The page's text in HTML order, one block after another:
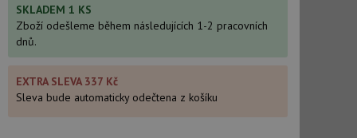
SKLADEM 1 KS
Zboží odešleme během následujících 1-2 pracovních
dnů.
EXTRA SLEVA 337 Kč
Sleva bude automaticky odečtena z košíku